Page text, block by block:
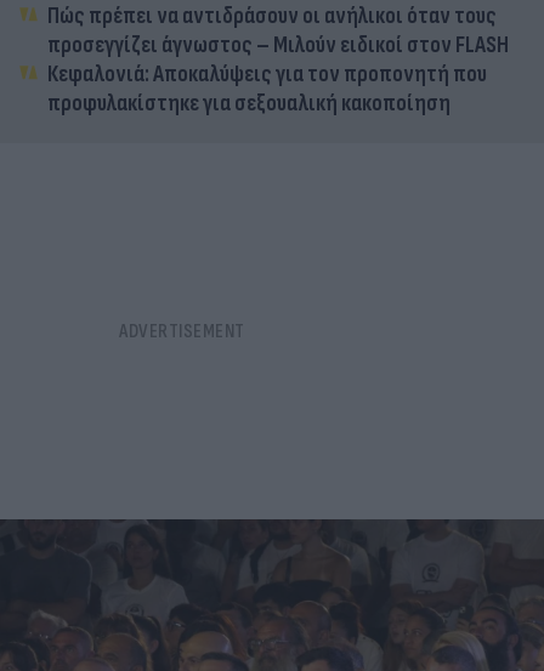
Πώς πρέπει να αντιδράσουν οι ανήλικοι όταν τους
προσεγγίζει άγνωστος – Μιλούν ειδικοί στον FLASH
Κεφαλονιά: Αποκαλύψεις για τον προπονητή που
προφυλακίστηκε για σεξουαλική κακοποίηση